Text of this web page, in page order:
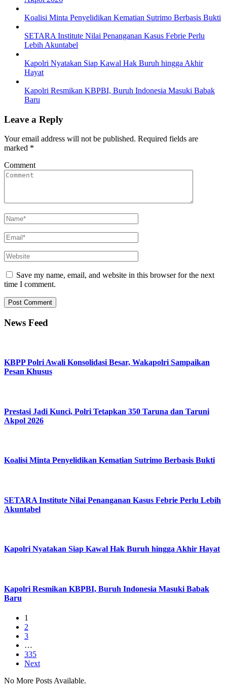
Koalisi Minta Penyelidikan Kematian Sutrimo Berbasis Bukti
SETARA Institute Nilai Penanganan Kasus Febrie Perlu
Lebih Akuntabel
Kapolri Nyatakan Siap Kawal Hak Buruh hingga Akhir
Hayat
Kapolri Resmikan KBPBI, Buruh Indonesia Masuki Babak
Baru
Leave a Reply
Your email address will not be published. Required fields are
marked *
Comment
Save my name, email, and website in this browser for the next
time I comment.
News Feed
KBPP Polri Awali Konsolidasi Besar, Wakapolri Sampaikan
Pesan Khusus
Prestasi Jadi Kunci, Polri Tetapkan 350 Taruna dan Taruni
Akpol 2026
Koalisi Minta Penyelidikan Kematian Sutrimo Berbasis Bukti
SETARA Institute Nilai Penanganan Kasus Febrie Perlu Lebih
Akuntabel
Kapolri Nyatakan Siap Kawal Hak Buruh hingga Akhir Hayat
Kapolri Resmikan KBPBI, Buruh Indonesia Masuki Babak
Baru
1
2
3
…
335
Next
No More Posts Available.